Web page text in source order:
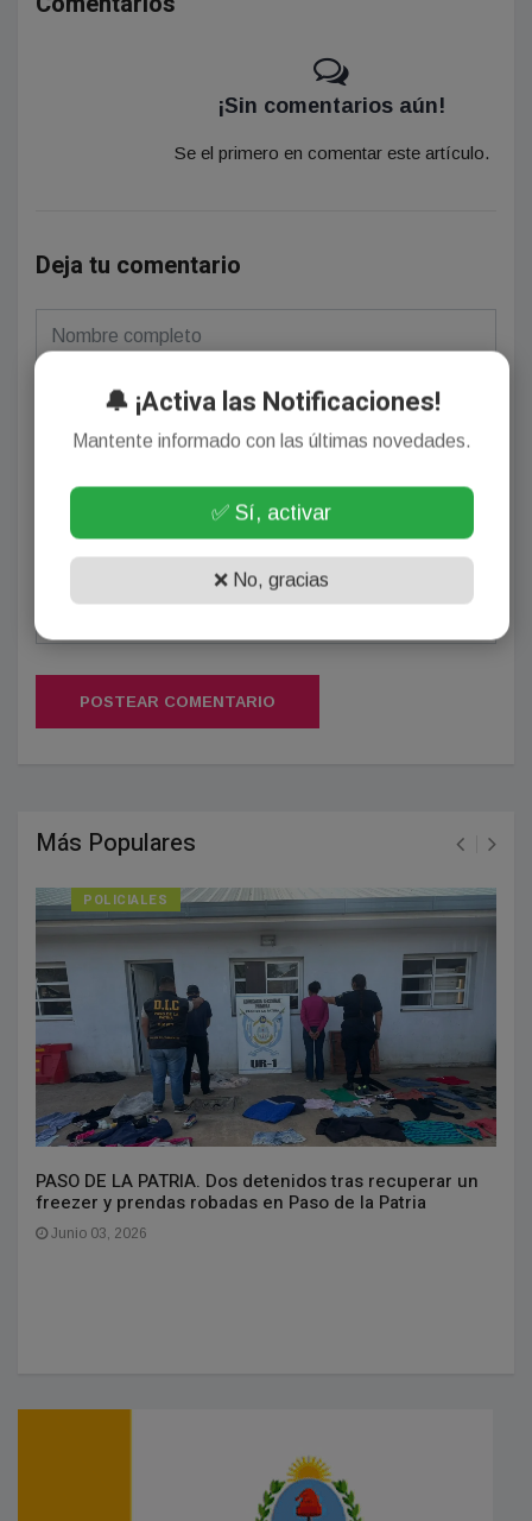
¡Sin comentarios aún!
Se el primero en comentar este artículo.
Deja tu comentario
POSTEAR COMENTARIO
Más Populares
POLICIALES
PASO DE LA PATRIA. Dos detenidos tras recuperar un
freezer y prendas robadas en Paso de la Patria
Junio 03, 2026
🔔 ¡Activa las Notificaciones!
Mantente informado con las últimas novedades.
✅ Sí, activar
❌ No, gracias